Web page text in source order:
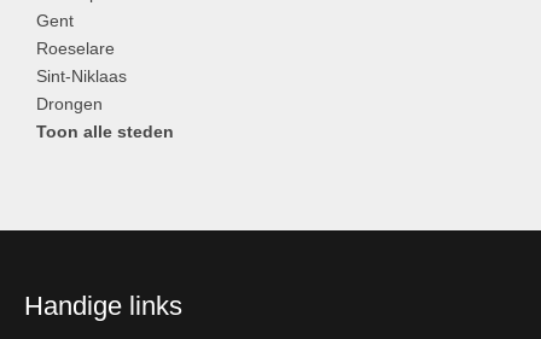
Gent
Roeselare
Sint-Niklaas
Drongen
Toon alle steden
Handige links